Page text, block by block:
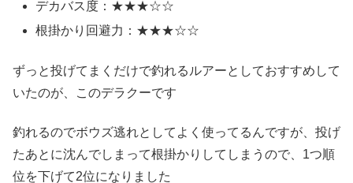
デカバス度：★★★☆☆
根掛かり回避力：★★★☆☆
ずっと投げてまくだけで釣れるルアーとしておすすめして
いたのが、このデラクーです
釣れるのでボウズ逃れとしてよく使ってるんですが、投げ
たあとに沈んでしまって根掛かりしてしまうので、1つ順
位を下げて2位になりました